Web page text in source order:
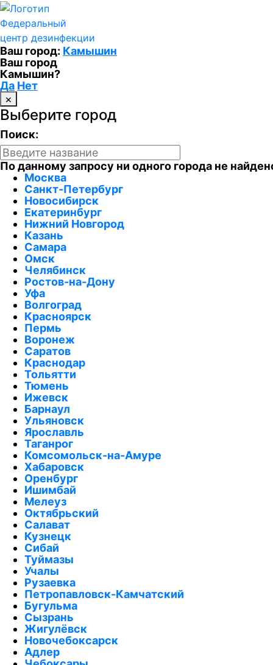
Федеральный
центр дезинфекции
Ваш город: Камышин
Ваш город
Камышин?
Да Нет
×
Выберите город
Поиск:
По данному запросу ни одного города не
Москва
Санкт-Петербург
Новосибирск
Екатеринбург
Нижний Новгород
Казань
Самара
Омск
Челябинск
Ростов-на-Дону
Уфа
Волгоград
Красноярск
Пермь
Воронеж
Саратов
Краснодар
Тольятти
Тюмень
Ижевск
Барнаул
Ульяновск
Ярославль
Таганрог
Комсомольск-на-Амуре
Хабаровск
Оренбург
Ишимбай
Мелеуз
Октябрьский
Салават
Кузнецк
Сибай
Туймазы
Учалы
Рузаевка
Петропавловск-Камчатский
Бугульма
Сызрань
Жигулёвск
Новочебоксарск
Адлер